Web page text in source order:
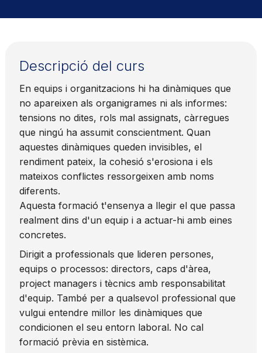
Descripció del curs
En equips i organitzacions hi ha dinàmiques que
no apareixen als organigrames ni als informes:
tensions no dites, rols mal assignats, càrregues
que ningú ha assumit conscientment. Quan
aquestes dinàmiques queden invisibles, el
rendiment pateix, la cohesió s'erosiona i els
mateixos conflictes ressorgeixen amb noms
diferents.
Aquesta formació t'ensenya a llegir el que passa
realment dins d'un equip i a actuar-hi amb eines
concretes.
Dirigit a professionals que lideren persones,
equips o processos: directors, caps d'àrea,
project managers i tècnics amb responsabilitat
d'equip. També per a qualsevol professional que
vulgui entendre millor les dinàmiques que
condicionen el seu entorn laboral. No cal
formació prèvia en sistèmica.